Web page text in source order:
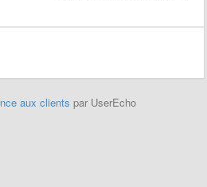
aux clients par UserEcho